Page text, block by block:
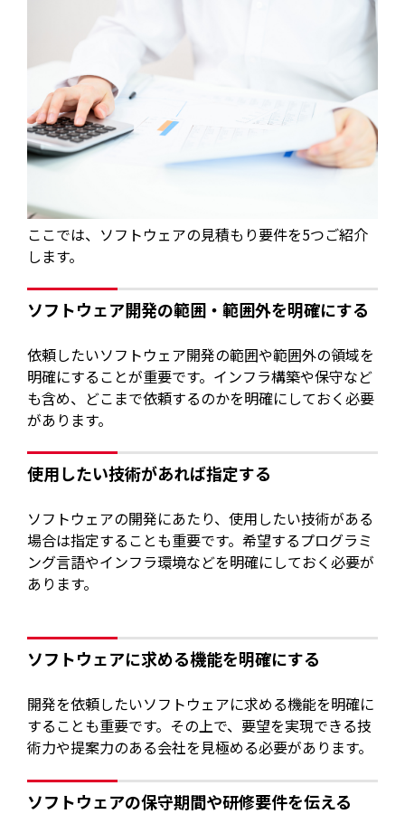
ここでは、ソフトウェアの見積もり要件を5つご紹介
します。
ソフトウェア開発の範囲・範囲外を明確にする
依頼したいソフトウェア開発の範囲や範囲外の領域を
明確にすることが重要です。インフラ構築や保守など
も含め、どこまで依頼するのかを明確にしておく必要
があります。
使用したい技術があれば指定する
ソフトウェアの開発にあたり、使用したい技術がある
場合は指定することも重要です。希望するプログラミ
ング言語やインフラ環境などを明確にしておく必要が
あります。
ソフトウェアに求める機能を明確にする
開発を依頼したいソフトウェアに求める機能を明確に
することも重要です。その上で、要望を実現できる技
術力や提案力のある会社を見極める必要があります。
ソフトウェアの保守期間や研修要件を伝える